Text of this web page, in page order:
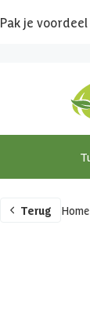
Pak je
Terug Home